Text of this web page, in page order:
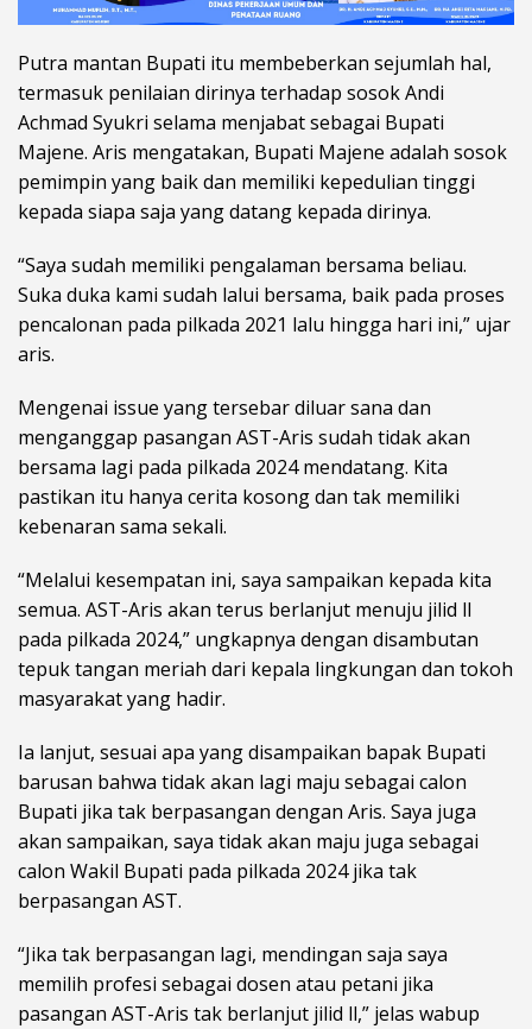
Putra mantan Bupati itu membeberkan sejumlah hal,
termasuk penilaian dirinya terhadap sosok Andi
Achmad Syukri selama menjabat sebagai Bupati
Majene. Aris mengatakan, Bupati Majene adalah sosok
pemimpin yang baik dan memiliki kepedulian tinggi
kepada siapa saja yang datang kepada dirinya.
“Saya sudah memiliki pengalaman bersama beliau.
Suka duka kami sudah lalui bersama, baik pada proses
pencalonan pada pilkada 2021 lalu hingga hari ini,” ujar
aris.
Mengenai issue yang tersebar diluar sana dan
menganggap pasangan AST-Aris sudah tidak akan
bersama lagi pada pilkada 2024 mendatang. Kita
pastikan itu hanya cerita kosong dan tak memiliki
kebenaran sama sekali.
“Melalui kesempatan ini, saya sampaikan kepada kita
semua. AST-Aris akan terus berlanjut menuju jilid ll
pada pilkada 2024,” ungkapnya dengan disambutan
tepuk tangan meriah dari kepala lingkungan dan tokoh
masyarakat yang hadir.
Ia lanjut, sesuai apa yang disampaikan bapak Bupati
barusan bahwa tidak akan lagi maju sebagai calon
Bupati jika tak berpasangan dengan Aris. Saya juga
akan sampaikan, saya tidak akan maju juga sebagai
calon Wakil Bupati pada pilkada 2024 jika tak
berpasangan AST.
“Jika tak berpasangan lagi, mendingan saja saya
memilih profesi sebagai dosen atau petani jika
pasangan AST-Aris tak berlanjut jilid ll,” jelas wabup